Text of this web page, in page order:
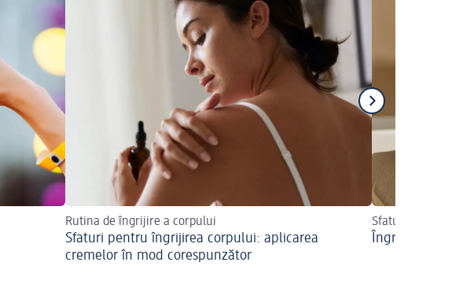
Rutina de îngrijire a corpului
Sfaturi pentru îngrijirea corpului: aplicarea
cremelor în mod corespunzător
Sfaturi utile
Îngrijirea